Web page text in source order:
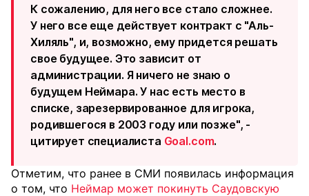
К сожалению, для него все стало сложнее.
У него все еще действует контракт с "Аль-
Хиляль", и, возможно, ему придется решать
свое будущее. Это зависит от
администрации. Я ничего не знаю о
будущем Неймара. У нас есть место в
списке, зарезервированное для игрока,
родившегося в 2003 году или позже", -
цитирует специалиста Goal.com.
Отметим, что ранее в СМИ появилась информация
о том, что Неймар может покинуть Саудовскую